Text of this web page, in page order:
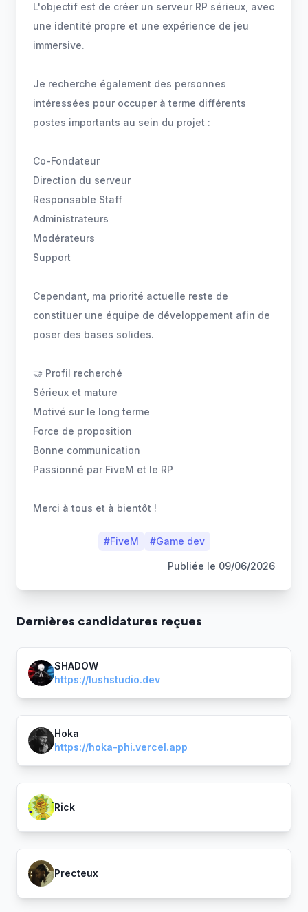
L'objectif est de créer un serveur RP sérieux, avec
une identité propre et une expérience de jeu
immersive.
Je recherche également des personnes
intéressées pour occuper à terme différents
postes importants au sein du projet :
Co-Fondateur
Direction du serveur
Responsable Staff
Administrateurs
Modérateurs
Support
Cependant, ma priorité actuelle reste de
constituer une équipe de développement afin de
poser des bases solides.
🤝 Profil recherché
Sérieux et mature
Motivé sur le long terme
Force de proposition
Bonne communication
Passionné par FiveM et le RP
Merci à tous et à bientôt !
#FiveM #Game dev
Publiée le 09/06/2026
Dernières candidatures reçues
SHADOW
https://lushstudio.dev
Hoka
https://hoka-phi.vercel.app
Rick
Precteux